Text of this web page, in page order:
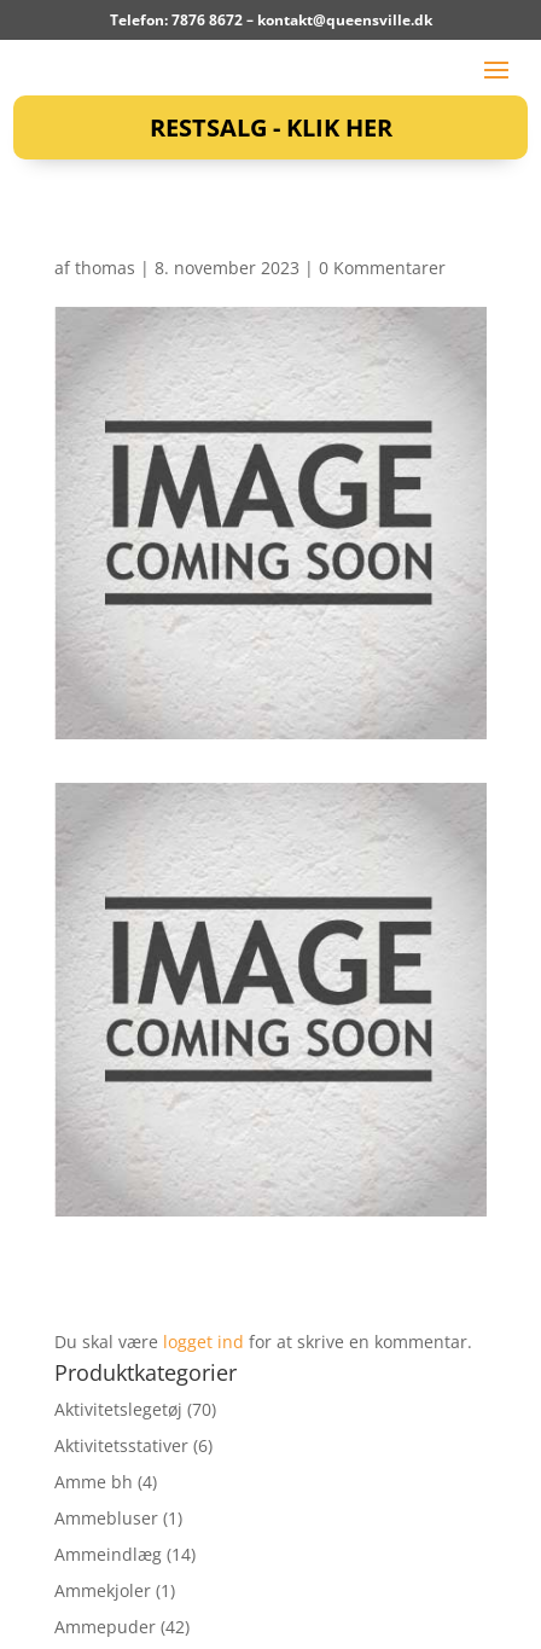
Telefon: 7876 8672 – kontakt@queensville.dk
RESTSALG - KLIK HER
afthomas | 8. november 2023 | 0 Kommentarer
Du skal være logget ind for at skrive en kommentar.
Produktkategorier
Aktivitetslegetøj (70)
Aktivitetsstativer (6)
Amme bh (4)
Ammebluser (1)
Ammeindlæg (14)
Ammekjoler (1)
Ammepuder (42)